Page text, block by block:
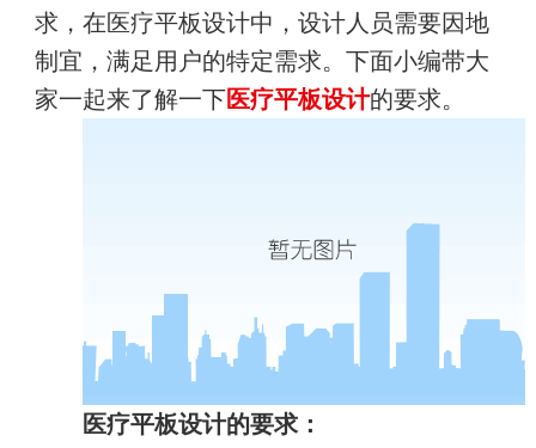
求，在医疗平板设计中，设计人员需要因地
制宜，满足用户的特定需求。下面小编带大
家一起来了解一下医疗平板设计的要求。
医疗平板设计的要求：